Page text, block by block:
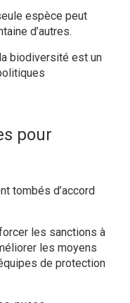
espèce peut
d’autres.
biodiversité est un
pour
tombés d’accord
les sanctions à
les moyens
de protection